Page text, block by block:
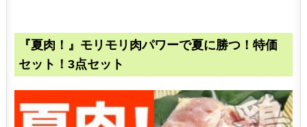
『夏肉！』モリモリ肉パワーで夏に勝つ！特価
セット！3点セット